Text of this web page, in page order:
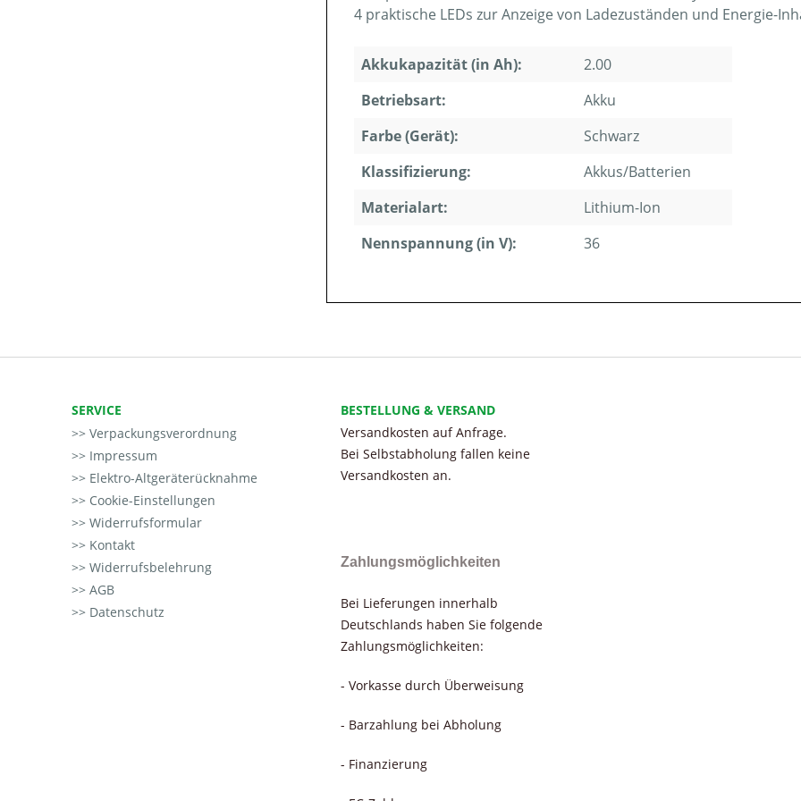
4 praktische LEDs zur Anzeige von Ladezuständen und Energie-
Akkukapazität (in Ah):
2.00
Betriebsart:
Akku
Farbe (Gerät):
Schwarz
Klassifizierung:
Akkus/Batterien
Materialart:
Lithium-Ion
Nennspannung (in V):
36
SERVICE
Verpackungsverordnung
Impressum
Elektro-Altgeräterücknahme
Cookie-Einstellungen
Widerrufsformular
Kontakt
Widerrufsbelehrung
AGB
Datenschutz
BESTELLUNG & VERSAND
Versandkosten auf Anfrage.
Bei Selbstabholung fallen keine
Versandkosten an.
Zahlungsmöglichkeiten
Bei Lieferungen innerhalb
Deutschlands haben Sie folgende
Zahlungsmöglichkeiten:
- Vorkasse durch Überweisung
- Barzahlung bei Abholung
- Finanzierung